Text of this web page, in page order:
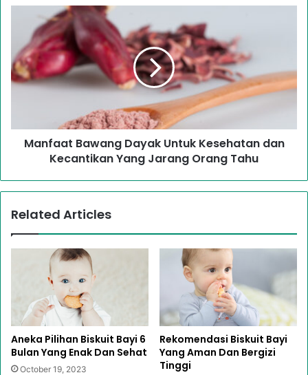
Manfaat Bawang Dayak Untuk Kesehatan dan
Kecantikan Yang Jarang Orang Tahu
Related Articles
Aneka Pilihan Biskuit Bayi 6
Bulan Yang Enak Dan Sehat
October 19, 2023
Rekomendasi Biskuit Bayi
Yang Aman Dan Bergizi
Tinggi